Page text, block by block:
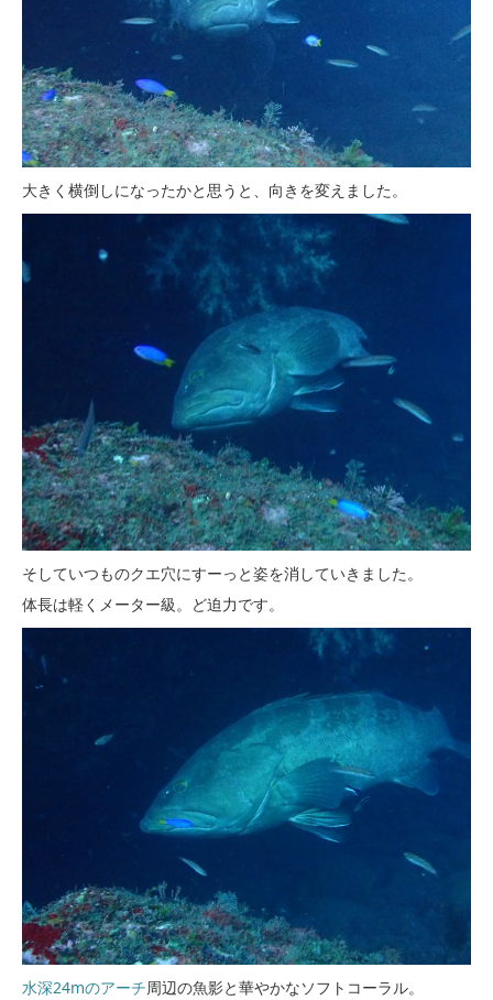
大きく横倒しになったかと思うと、向きを変えました。
そしていつものクエ穴にすーっと姿を消していきました。
体長は軽くメーター級。ど迫力です。
水深24mのアーチ周辺の魚影と華やかなソフトコーラル。